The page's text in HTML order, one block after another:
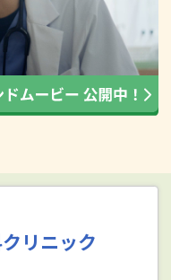
リニック